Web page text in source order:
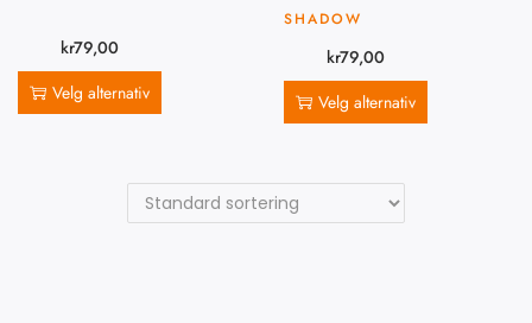
kr79,00
Velg alternativ
SHADOW
kr79,00
Velg alternativ